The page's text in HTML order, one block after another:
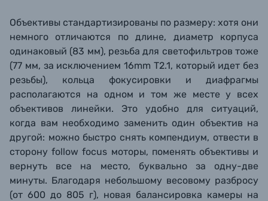
Объективы стандартизированы по размеру: хотя они
немного отличаются по длине, диаметр корпуса
одинаковый (83 мм), резьба для светофильтров тоже
(77 мм, за исключением 16mm T2.1, который идет без
резьбы), кольца фокусировки и диафрагмы
располагаются на одном и том же месте у всех
объективов линейки. Это удобно для ситуаций,
когда вам необходимо заменить один объектив на
другой: можно быстро снять компендиум, отвести в
сторону follow focus моторы, поменять объективы и
вернуть все на место, буквально за одну-две
минуты. Благодаря небольшому весовому разбросу
(от 600 до 805 г), новая балансировка камеры на